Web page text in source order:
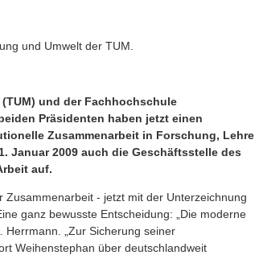
und Umwelt der TUM.
und der Fachhochschule
Präsidenten haben jetzt einen
Zusammenarbeit in Forschung, Lehre
Januar 2009 auch die Geschäftsstelle des
auf.
- jetzt mit der Unterzeichnung
ganz bewusste Entscheidung: „Die moderne
Herrmann. „Zur Sicherung seiner
Weihenstephan über deutschlandweit